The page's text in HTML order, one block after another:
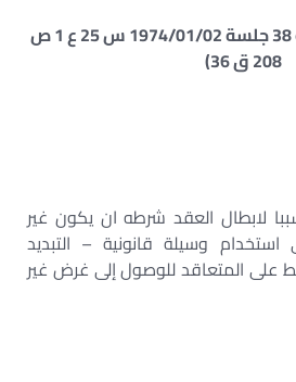
(الطعن رقم 365 لسنة 38 جلسة 1974/01/02 س 25 ع 1 ص
208 ق 36)
لابطال العقد شرطه ان يكون غير
1 مدنى استخدام وسيلة قانونية – التبديد
على المتعاقد للوصول إلى غرض غير